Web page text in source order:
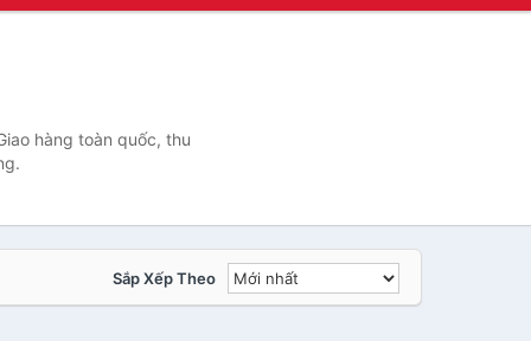
hàng toàn quốc, thu
Sắp Xếp Theo